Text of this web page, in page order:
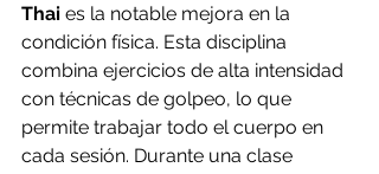
Thai es la notable mejora en la
condición física. Esta disciplina
combina ejercicios de alta intensidad
con técnicas de golpeo, lo que
permite trabajar todo el cuerpo en
cada sesión. Durante una clase